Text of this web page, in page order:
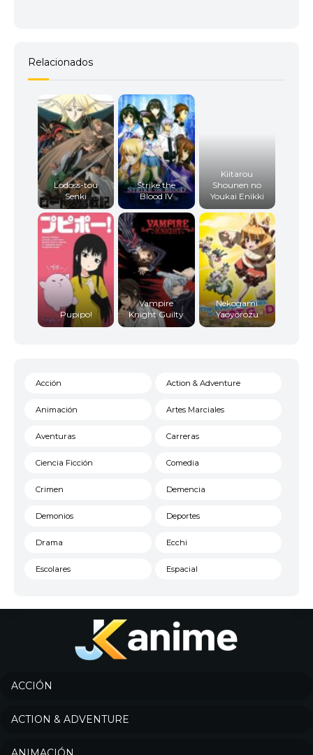
Relacionados
Lodoss-tou
Senki
Strike the
Blood IV
Kiitarou
Shounen no
Youkai Enikki
Pupipo!
Vampire
Knight Guilty
Nekogami
Yaoyorozu
Acción Action & Adventure
Animación Artes Marciales
Aventuras Carreras
Ciencia Ficción Comedia
Crimen Demencia
Demonios Deportes
Drama Ecchi
Escolares Espacial
Historico
Josei
ACCIÓN
ACTION & ADVENTURE